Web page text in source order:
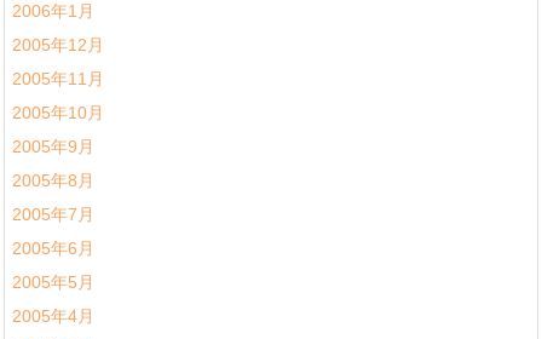
2006年1月
2005年12月
2005年11月
2005年10月
2005年9月
2005年8月
2005年7月
2005年6月
2005年5月
2005年4月